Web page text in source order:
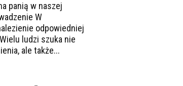
panią w naszej
W
odpowiedniej
ludzi szuka nie
ale także...